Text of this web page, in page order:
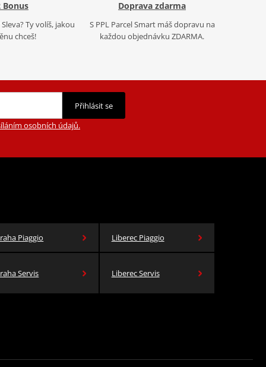
Bonus
Ty volíš, jakou
chceš!
Doprava zdarma
S PPL Parcel Smart máš dopravu na
každou objednávku ZDARMA.
Přihlásit se
osobních údajů.
Piaggio Liberec Piaggio
Servis Liberec Servis